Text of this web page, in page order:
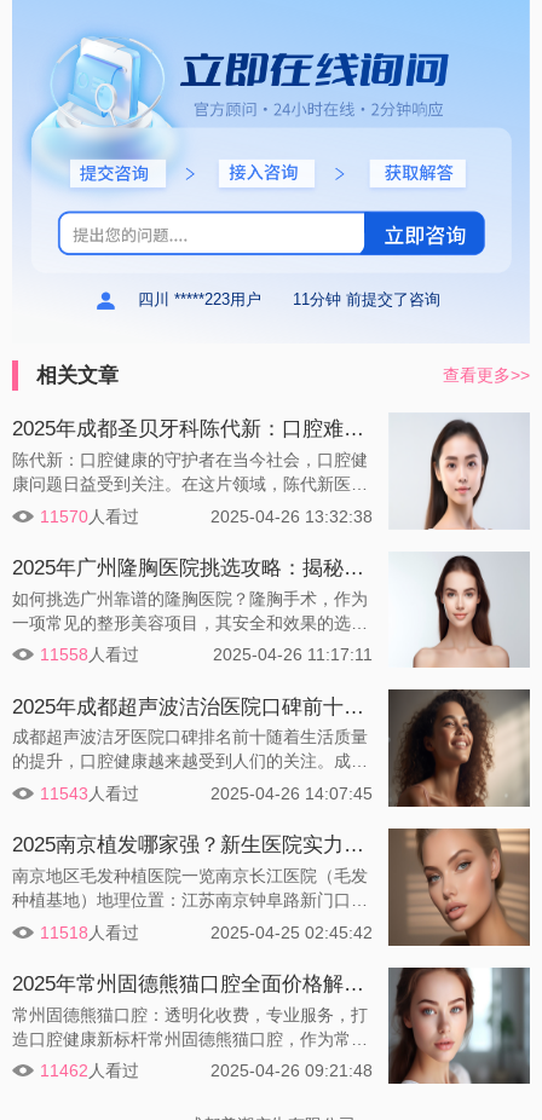
四川 *****223用户 11分钟 前提交了咨询
相关文章 查看更多>>
2025年成都圣贝牙科陈代新：口腔难题一网打尽，专业服务更贴心！
陈代新：口腔健康的守护者在当今社会，口腔健
康问题日益受到关注。在这片领域，陈代新医生
以其卓越的医术和热情的服务，成为了备受赞誉
特之处呢？
2025-04-26 13:32:38
11570人看过
2025年广州隆胸医院挑选攻略：揭秘如何甄别优质医疗机构
如何挑选广州靠谱的隆胸医院？隆胸手术，作为
一项常见的整形美容项目，其安全和效果的选择
至关重要。在广州这座繁华的大都市，众多的医
院成了许多人的难题。以下是一些挑选医院时值
得关注的因素：
2025-04-26 11:17:11
11558人看过
2025年成都超声波洁治医院口碑前十盘点！成都微笑口腔诊所，专业护理，绽放洁白笑容！
成都超声波洁牙医院口碑排名前十随着生活质量
的提升，口腔健康越来越受到人们的关注。成都
市内涌现了众多专业的超声波洁牙医院，以下是
医院口碑排名前十的医院介绍：
2025-04-26 14:07:45
11543 人看过
2025南京植发哪家强？新生医院实力解析！
南京地区毛发种植医院一览南京长江医院（毛发
种植基地）地理位置：江苏南京钟阜路新门口18
号（南京市鼓楼区新门口18号）成立时间：200
发朋友带来新生，成为华东地区较早成立的毛发
种植基地。业务范围：提供头发种植、鬓发种
植、眉毛种植、睫毛种植、胡须种植、胸毛种
植、腋毛种植、体毛种植等服务，以及毛发检
测、中医理疗。技术特色：采用FUT、FUE、TD
2025-04-25 02:45:42
11518 人看过
2025年常州固德熊猫口腔全面价格解析：种植牙、隐形矫正、儿童齿科优惠活动一览
常州固德熊猫口腔：透明化收费，专业服务，打
造口腔健康新标杆常州固德熊猫口腔，作为常州
地区数字化口腔诊疗的领军机构，以其透明化的
2025-04-26 09:21:48
11462人看过